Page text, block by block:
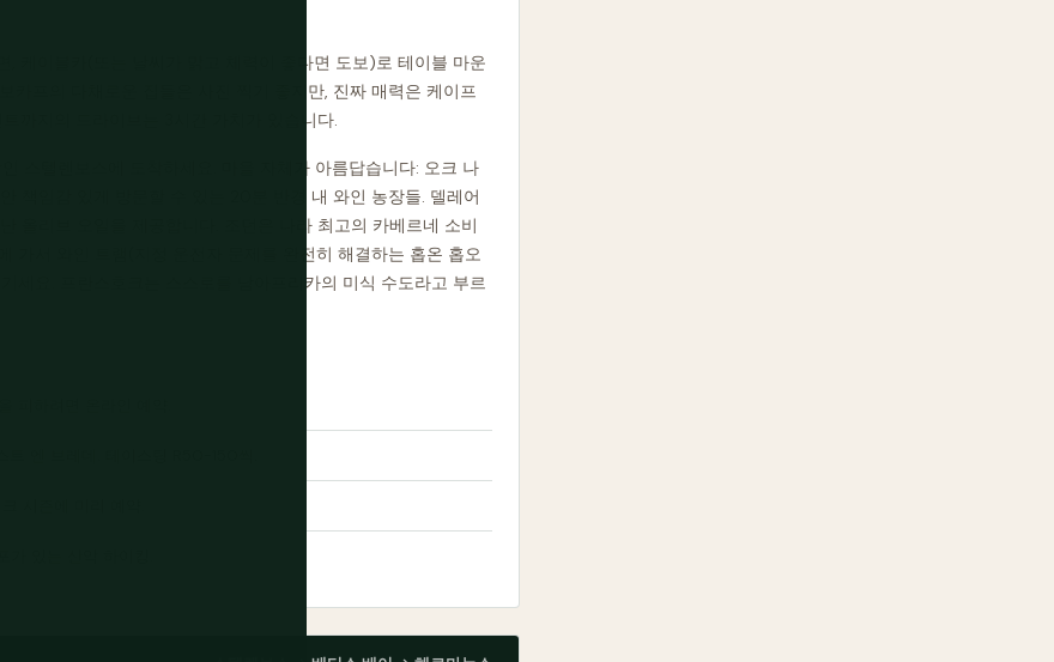
케이블카(또는 날씨가 맑고 체력이 좋다면 도보)로 테이블 마운
카프의 다채로운 집들은 사진 찍기 좋지만, 진짜 매력은 케이프
까지의 드라이브는 3시간 가치가 있습니다.
스텔렌보스에 도착하세요. 마을 자체가 아름답습니다: 오크 나
책임감 있게 방문할 수 있는 20분 반경 내 와인 농장들. 델레어
올리브 오일을 제공합니다. 조던은 나라 최고의 카베르네 소비
가서 와인 트램(지정 운전자 문제를 완전히 해결하는 홉온 홉오
세요. 프란스호크는 스스로를 남아프리카의 미식 수도라고 부르
피하려면 온라인 예약.
엔 브레데. 테이스팅 R50-150씩.
시즌에 미리 예약.
있는 산악 하이킹.